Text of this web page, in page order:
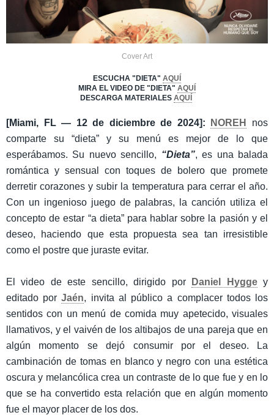
Cover Art
ESCUCHA "DIETA" AQUÍ
MIRA EL VIDEO DE "DIETA" AQUÍ
DESCARGA MATERIALES AQUÍ
[Miami, FL — 12 de diciembre de 2024]: NOREH
nos
comparte su “dieta” y su menú es mejor de lo que
esperábamos. Su nuevo sencillo, “Dieta”, es una balada
romántica y sensual con toques de bolero que promete
derretir corazones y subir la temperatura para cerrar el año.
Con un ingenioso juego de palabras, la canción utiliza el
concepto de estar “a dieta” para hablar sobre la pasión y el
deseo, haciendo que esta propuesta sea tan irresistible
como el postre que juraste evitar.
El video de este sencillo, dirigido por Daniel Hyggey
editado porJaén, invita al público a complacer todos los
sentidos con un menú de comida muy apetecido, visuales
llamativos, y el vaivén de los altibajos de una pareja que en
algún momento se dejó consumir por el deseo. La
cambinación de tomas en blanco y negro con una estética
oscura y melancólica crea un contraste de lo que fue y en lo
que se ha convertido esta relación que en algún momento
fue el mayor placer de los dos.